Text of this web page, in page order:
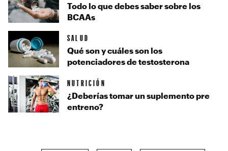
Todo lo que debes saber sobre los
BCAAs
SALUD
Qué son y cuáles son los
potenciadores de testosterona
NUTRICIÓN
¿Deberías tomar un suplemento pre
entreno?